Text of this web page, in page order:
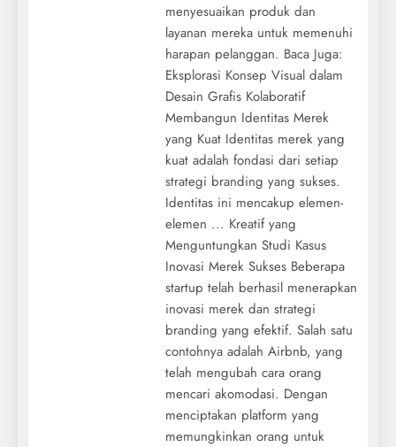
menyesuaikan produk dan
layanan mereka untuk memenuhi
harapan pelanggan. Baca Juga:
Eksplorasi Konsep Visual dalam
Desain Grafis Kolaboratif
Membangun Identitas Merek
yang Kuat Identitas merek yang
kuat adalah fondasi dari setiap
strategi branding yang sukses.
Identitas ini mencakup elemen-
elemen ... Kreatif yang
Menguntungkan Studi Kasus
Inovasi Merek Sukses Beberapa
startup telah berhasil menerapkan
inovasi merek dan strategi
branding yang efektif. Salah satu
contohnya adalah Airbnb, yang
telah mengubah cara orang
mencari akomodasi. Dengan
menciptakan platform yang
memungkinkan orang untuk